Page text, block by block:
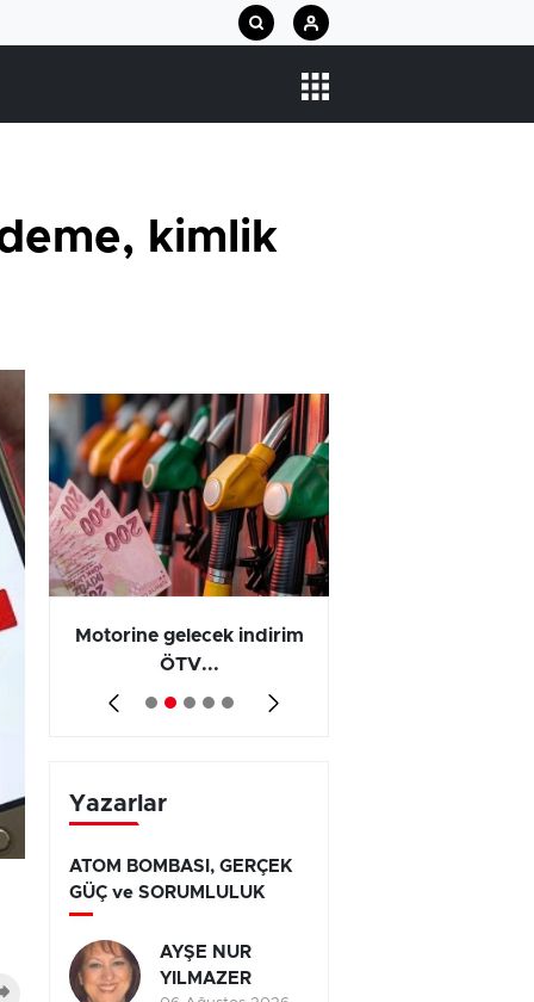
kimlik
Motorine gelecek indirim
ÖTV...
Yazarlar
ATOM BOMBASI, GERÇEK
GÜÇ ve SORUMLULUK
AYŞE NUR
YILMAZER